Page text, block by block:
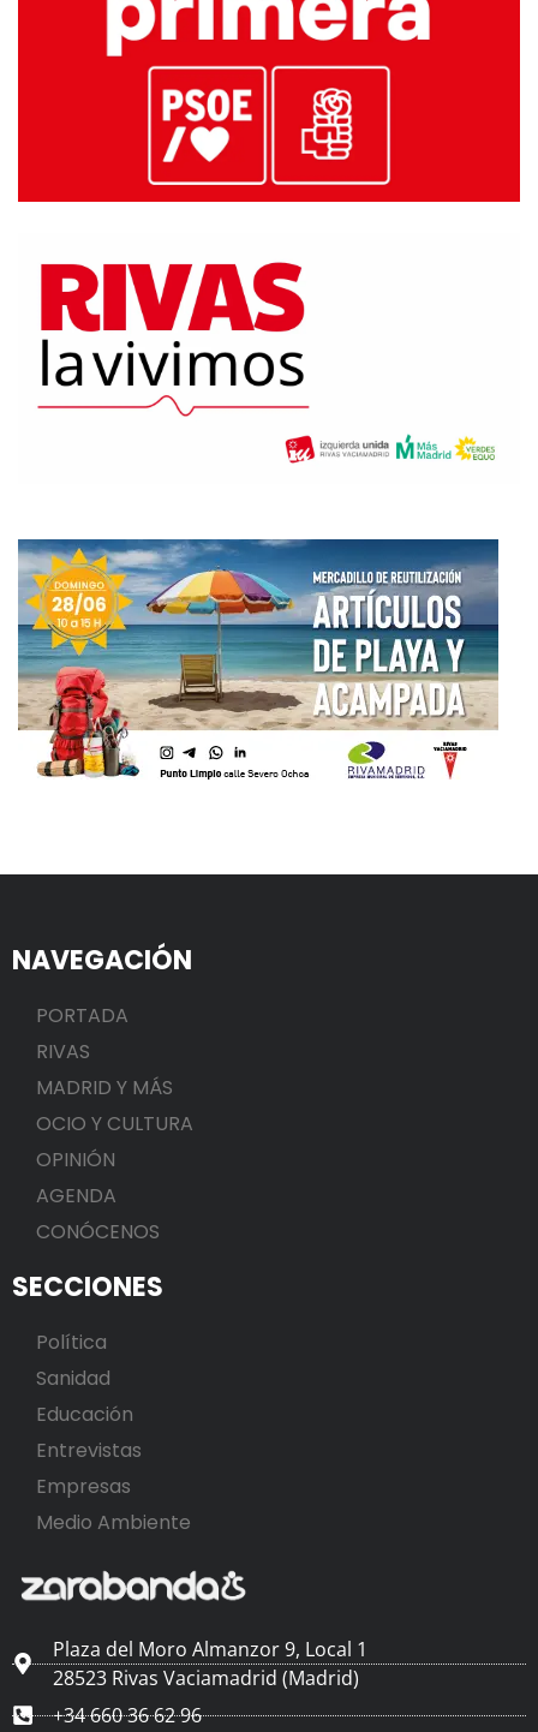
NAVEGACIÓN
PORTADA
RIVAS
MADRID Y MÁS
OCIO Y CULTURA
OPINIÓN
AGENDA
CONÓCENOS
SECCIONES
Política
Sanidad
Educación
Entrevistas
Empresas
Medio Ambiente
Plaza del Moro Almanzor 9, Local 1
28523 Rivas Vaciamadrid (Madrid)
+34 660 36 62 96